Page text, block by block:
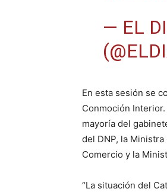
— EL
En esta sesión se
Conmoción
mayoría del
del DNP, la
Comercio y la
“La situación del